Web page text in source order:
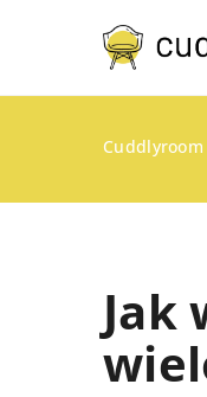
Cuddlyroom
Jak